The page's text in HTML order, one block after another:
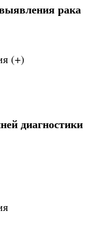
рака
(+)
диагностики